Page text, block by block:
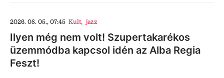
2026. 08. 05., 07:45 Kult, jazz
Ilyen még nem volt! Szupertakarékos
üzemmódba kapcsol idén az Alba Regia
Feszt!